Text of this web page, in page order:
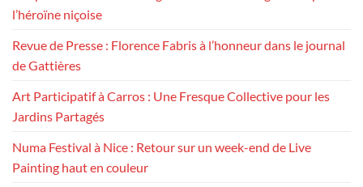
l’héroïne niçoise
Revue de Presse : Florence Fabris à l’honneur dans le journal
de Gattières
Art Participatif à Carros : Une Fresque Collective pour les
Jardins Partagés
Numa Festival à Nice : Retour sur un week-end de Live
Painting haut en couleur